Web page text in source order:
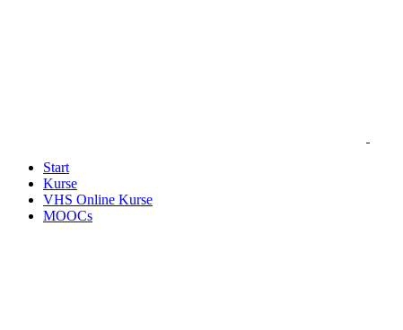
Start
Kurse
VHS Online Kurse
MOOCs